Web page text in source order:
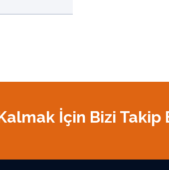
İçin Bizi Takip